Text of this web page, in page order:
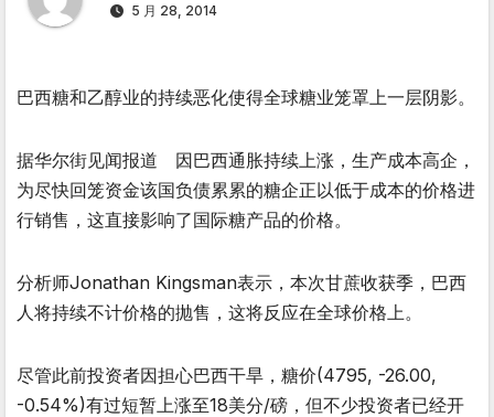
5 月 28, 2014
巴西糖和乙醇业的持续恶化使得全球糖业笼罩上一层阴影。
据华尔街见闻报道 因巴西通胀持续上涨，生产成本高企，
为尽快回笼资金该国负债累累的糖企正以低于成本的价格进
行销售，这直接影响了国际糖产品的价格。
分析师Jonathan Kingsman表示，本次甘蔗收获季，巴西
人将持续不计价格的抛售，这将反应在全球价格上。
尽管此前投资者因担心巴西干旱，糖价(4795, -26.00,
-0.54%)有过短暂上涨至18美分/磅，但不少投资者已经开